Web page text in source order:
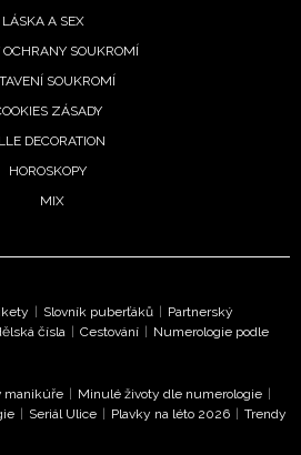
LÁSKA A SEX
OCHRANY SOUKROMÍ
SOUKROMÍ
ZÁSADY
DECORATION
HOROSKOPY
MIX
| Slovník puberťáků | Partnerský
čísla | Cestování | Numerologie podle
manikúře | Minulé životy dle numerologie |
| Seriál Ulice | Plavky na léto 2026 | Trendy